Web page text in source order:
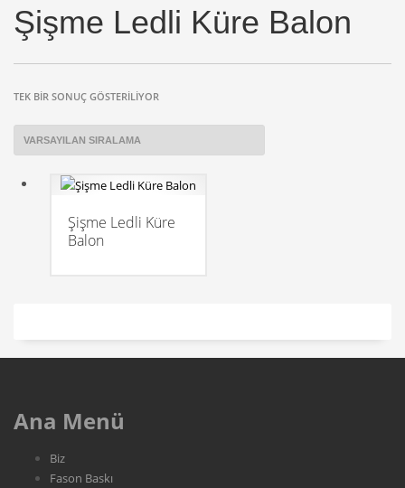
Şişme Ledli Küre Balon
TEK BIR SONUÇ GÖSTERILIYOR
Şişme Ledli Küre
Balon
Ana Menü
Biz
Fason Baskı